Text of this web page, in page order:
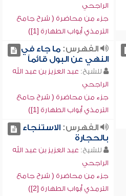
الراجحي
جزء من محاضرة ( شرح جامع
الترمذي أبواب الطهارة [1])
الفهرس:ما جاء في
النهي عن البول قائماً
للشيخ: عبد العزيز بن عبد الله
الراجحي
جزء من محاضرة ( شرح جامع
الترمذي أبواب الطهارة [1])
الفهرس:الاستنجاء
بالحجارة
للشيخ: عبد العزيز بن عبد الله
الراجحي
جزء من محاضرة ( شرح جامع
الترمذي أبواب الطهارة [2])